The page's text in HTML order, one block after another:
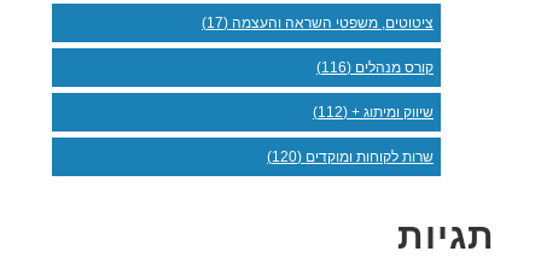
ציטוטים, משפטי השראה והעצמה (17)
קורס מנהלים (116)
שיווק ומיתוג + (112)
שרות לקוחות ומוקדים (120)
תגיות